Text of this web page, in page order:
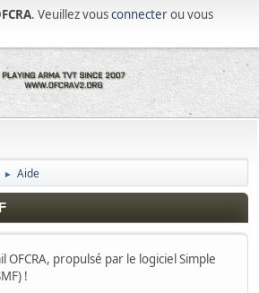
. Veuillez vousconnecterou vous
► Aide
OFCRA, propulsé par le logiciel Simple
!